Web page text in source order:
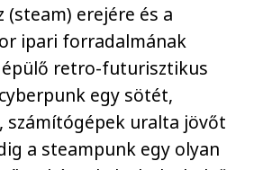
(steam) erejére és a
ipari forradalmának
retro-futurisztikus
egy sötét,
számítógépek uralta jövőt
a steampunk egy olyan